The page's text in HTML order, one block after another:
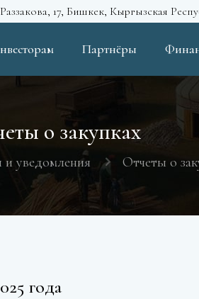
17, Бишкек, Кыргызская
Партнёры
о закупках
и уведомления Отчеты о
года